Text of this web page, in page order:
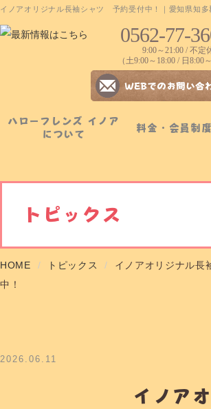
イノアオリジナル長袖シャツ 予約受付中！｜愛知県知
0562-77-
9:00～21:00 / 不定
（土9:00～18:00 / 日8:00
ハローフレンズ イノア
について
料金・会員制度
トピックス
HOME トピックス
イノアオリジナル
中！
2026.06.11
イノア